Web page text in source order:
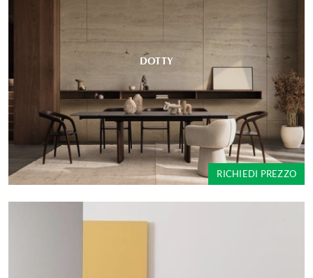
DOTTY
RICHIEDI PREZZO